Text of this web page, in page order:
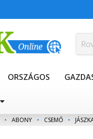
ORSZÁGOS
• ABONY • CSEMŐ •